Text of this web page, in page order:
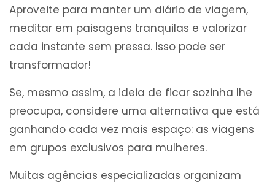
Aproveite para manter um diário de viagem,
meditar em paisagens tranquilas e valorizar
cada instante sem pressa. Isso pode ser
transformador!
Se, mesmo assim, a ideia de ficar sozinha lhe
preocupa, considere uma alternativa que está
ganhando cada vez mais espaço: as viagens
em grupos exclusivos para mulheres.
Muitas agências especializadas organizam